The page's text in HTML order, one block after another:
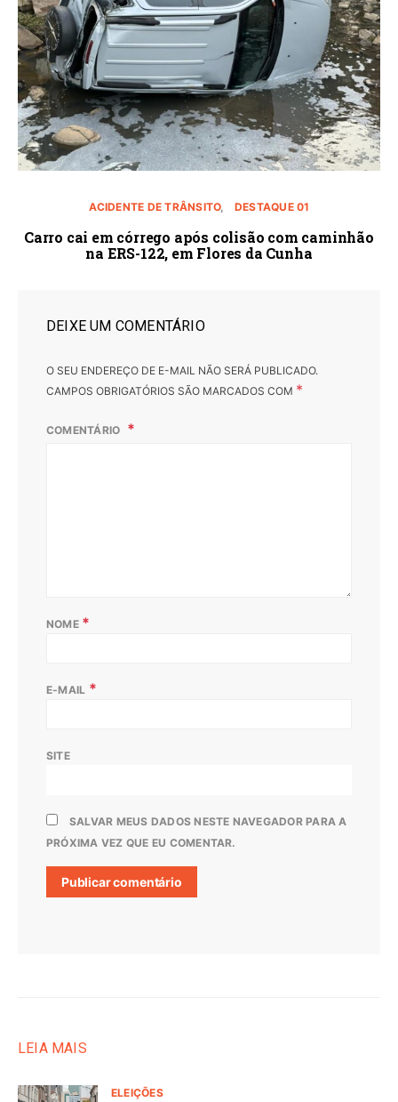
ACIDENTE DE TRÂNSITO DESTAQUE 01
Carro cai em córrego após colisão com caminhão
na ERS-122, em Flores da Cunha
DEIXE UM COMENTÁRIO
O SEU ENDEREÇO DE E-MAIL NÃO SERÁ PUBLICADO.
CAMPOS OBRIGATÓRIOS SÃO MARCADOS COM *
COMENTÁRIO
NOME *
E-MAIL *
SITE
SALVAR MEUS DADOS NESTE NAVEGADOR PARA A
PRÓXIMA VEZ QUE EU COMENTAR.
LEIA MAIS
ELEIÇÕES